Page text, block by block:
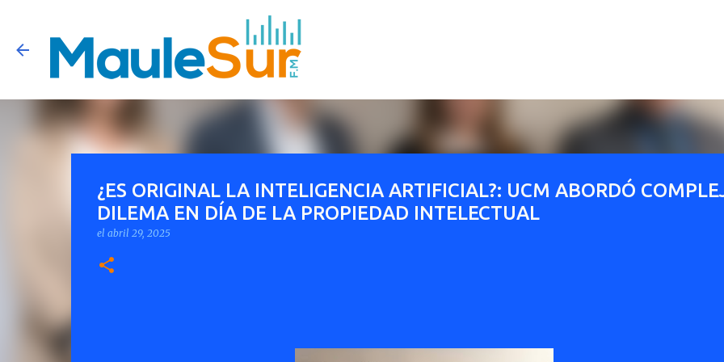
¿ES ORIGINAL LA INTELIGENCIA ARTIFICIAL?: UCM ABORDÓ
DILEMA EN DÍA DE LA PROPIEDAD INTELECTUAL
el abril 29, 2025